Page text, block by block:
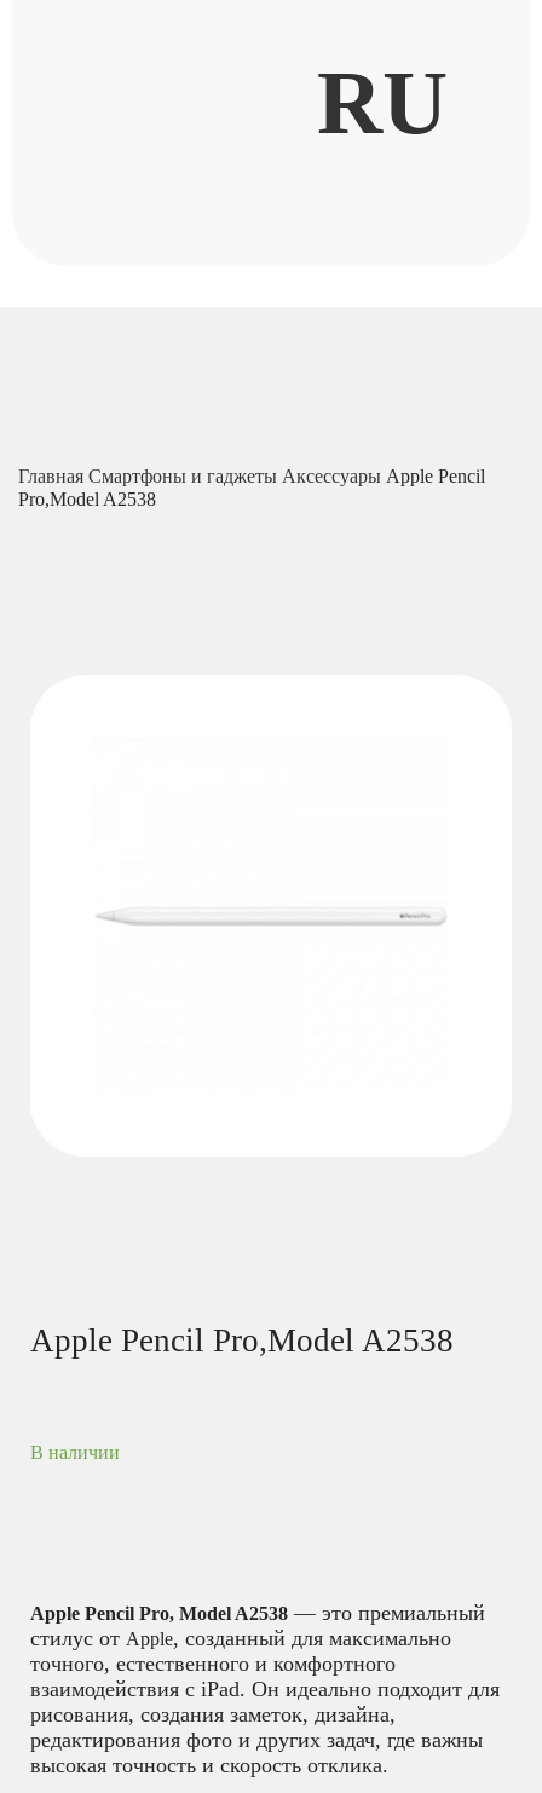
RU
Главная Смартфоны и гаджеты Аксессуары Apple Pencil
Pro,Model A2538
Apple Pencil Pro,Model A2538
В наличии
Apple Pencil Pro, Model A2538 — это премиальный
стилус от Apple, созданный для максимально
точного, естественного и комфортного
взаимодействия с iPad. Он идеально подходит для
рисования, создания заметок, дизайна,
редактирования фото и других задач, где важны
высокая точность и скорость отклика.